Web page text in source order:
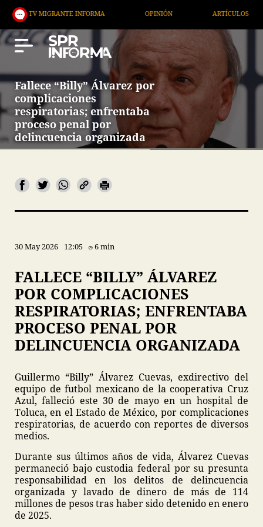
INFORMA OPINIÓN ARTÍCULOS
Fallece “Billy” Álvarez por
complicaciones
respiratorias; enfrentaba
proceso penal por
delincuencia organizada
30 May 2026 12:05 6 min
FALLECE “BILLY” ÁLVAREZ
POR COMPLICACIONES
RESPIRATORIAS; ENFRENTABA
PROCESO PENAL POR
DELINCUENCIA ORGANIZADA
Guillermo “Billy” Álvarez Cuevas, exdirectivo del
equipo de futbol mexicano de la cooperativa Cruz
Azul, falleció este 30 de mayo en un hospital de
Toluca, en el Estado de México, por complicaciones
respiratorias, de acuerdo con reportes de diversos
medios.
Durante sus últimos años de vida, Álvarez Cuevas
permaneció bajo custodia federal por su presunta
responsabilidad en los delitos de delincuencia
organizada y lavado de dinero de más de 114
millones de pesos tras haber sido detenido en enero
de 2025.